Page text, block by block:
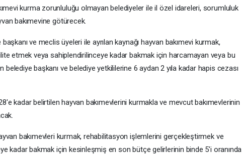
kurma zorunluluğu olmayan belediyeler ile il özel idareleri, sorumluluk
bakımevine götürecek.
ve meclis üyeleri ile ayrılan kaynağı hayvan bakımevi kurmak,
etmek veya sahiplendirilinceye kadar bakmak için harcamayan veya bu
başkanı ve belediye yetkililerine 6 aydan 2 yıla kadar hapis cezası
kadar belirtilen hayvan bakımevlerini kurmakla ve mevcut bakımevlerinin
bakımevleri kurmak, rehabilitasyon işlemlerini gerçekleştirmek ve
kadar bakmak için kesinleşmiş en son bütçe gelirlerinin binde 5'i oranında